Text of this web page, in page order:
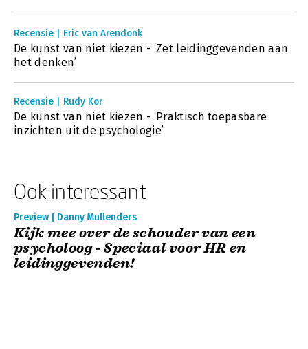
Recensie | Eric van Arendonk
De kunst van niet kiezen - ‘Zet leidinggevenden aan
het denken’
Recensie | Rudy Kor
De kunst van niet kiezen - ‘Praktisch toepasbare
inzichten uit de psychologie’
Ook interessant
Preview | Danny Mullenders
Kijk mee over de schouder van een
psycholoog - Speciaal voor HR en
leidinggevenden!